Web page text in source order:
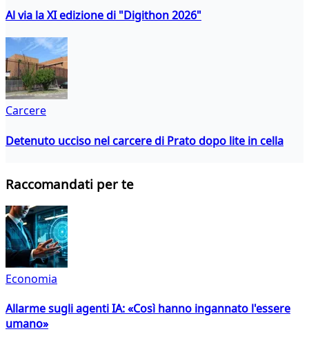
Al via la XI edizione di "Digithon 2026"
Carcere
Detenuto ucciso nel carcere di Prato dopo lite in cella
Raccomandati per te
Economia
Allarme sugli agenti IA: «Così hanno ingannato l'essere
umano»